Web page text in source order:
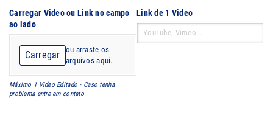
Carregar Video ou Link no campo
ao lado
Carregar
ou arraste os
arquivos aqui.
Máximo 1 Video Editado - Caso tenha
problema entre em contato
Link de 1 Video